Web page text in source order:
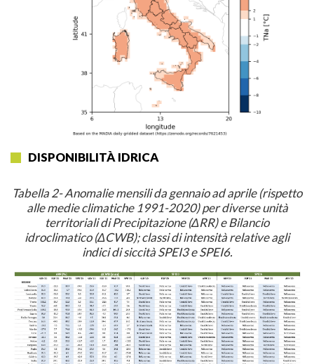
DISPONIBILITÀ IDRICA
Tabella 2- Anomalie mensili da gennaio ad aprile (rispetto
alle medie climatiche 1991-2020) per diverse unità
territoriali di Precipitazione (ΔRR) e Bilancio
idroclimatico (ΔCWB); classi di intensità relative agli
indici di siccità SPEI3 e SPEI6.